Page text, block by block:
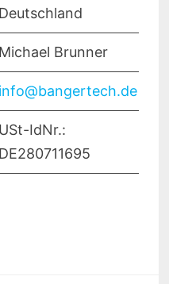
Deutschland
Michael Brunner
info@bangertech.de
USt-IdNr.:
DE280711695